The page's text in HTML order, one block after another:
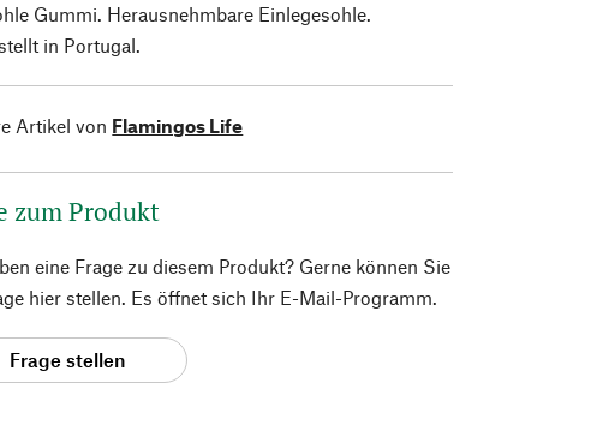
Gummi. Herausnehmbare Einlegesohle.
in Portugal.
Artikel von Flamingos Life
zum Produkt
eine Frage zu diesem Produkt? Gerne können Sie
hier stellen. Es öffnet sich Ihr E-Mail-Programm.
Frage stellen